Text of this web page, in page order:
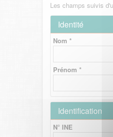
Les champs suivis
Identité
Nom *
Prénom *
Identification
N° INE